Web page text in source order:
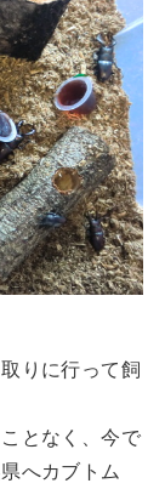
りに行って飼
となく、今で
へカブトム